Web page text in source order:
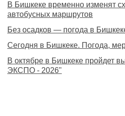
В Бишкеке временно изменят
автобусных маршрутов
Без осадков — погода в
Сегодня в Бишкеке. Погода,
В октябре в Бишкеке пройдет
ЭКСПО - 2026"